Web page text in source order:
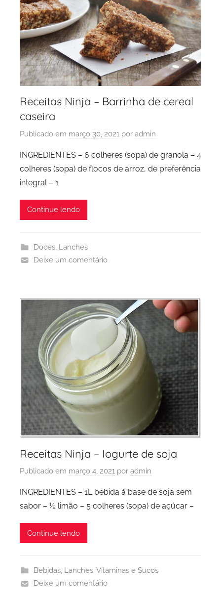
Receitas Ninja – Barrinha de cereal
caseira
Publicado em março 30, 2021 por admin
INGREDIENTES – 6 colheres (sopa) de granola – 4
colheres (sopa) de flocos de arroz, de preferência
integral – 1
Continue lendo
Doces, Lanches
Deixe um comentário
Receitas Ninja – Iogurte de soja
Publicado em março 4, 2021 por admin
INGREDIENTES – 1L bebida à base de soja sem
sabor – ½ limão – 5 colheres (sopa) de açúcar –
Continue lendo
Bebidas, Lanches,Vitaminas e Sucos
Deixe um comentário